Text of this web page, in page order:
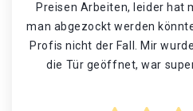
Preisen Arbeiten, leider hat
man abgezockt werden
Profis nicht der Fall. Mir
die Tür geöffnet, war